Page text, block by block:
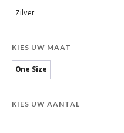
Zilver
KIES UW MAAT
One Size
KIES UW AANTAL